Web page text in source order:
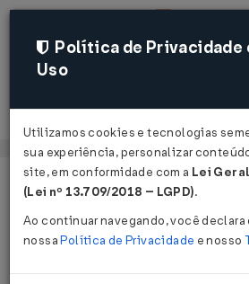
Página Inicial
Legislações
Política de Privacidade
Uso
Utilizamos cookies e tecnologias
sua experiência, personalizar
site, em conformidade com a Lei
(Lei nº 13.709/2018 – LGPD).
Ao continuar navegando, você
nossaPolítica de Privacidade e nosso